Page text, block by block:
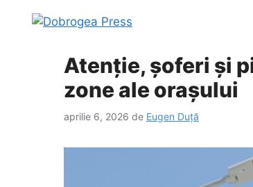
Atenție, șoferi și
zone ale orașului
aprilie 6, 2026 de Eugen Duță